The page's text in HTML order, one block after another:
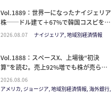
Vol.1889：世界一になったナイジェリア
株──ドル建て＋67%で韓国コスピを抜
いた理由と、日本人の乗り方
2026.08.07 ナイジェリア, 地域別経済情報
Vol.1888：スペースX、上場後“初決
算”を読む。売上92%増でも株が売られ
た本当の理由と、1.5兆ドル企業の買い
方。
2026.08.06
アメリカ, ジョージア, 地域別経済情報, 海外銀行,